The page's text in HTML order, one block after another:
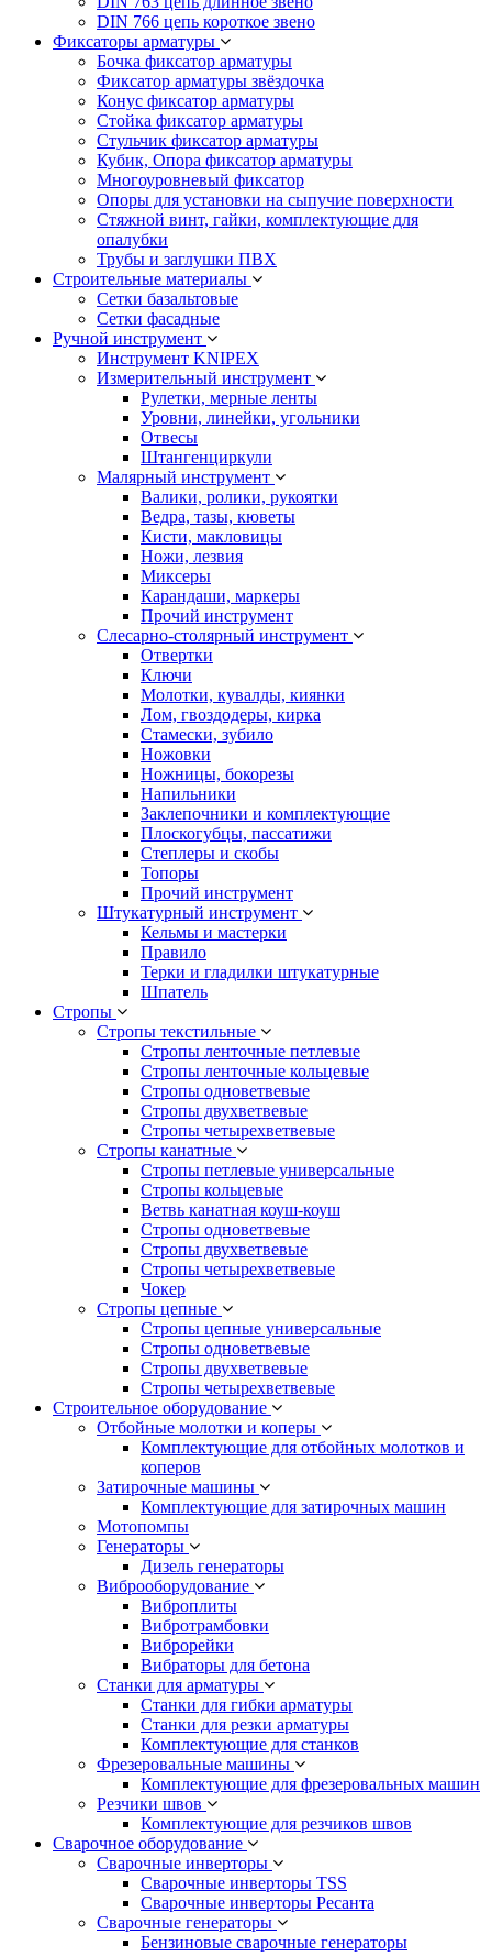
DIN 766 цепь короткое звено
Фиксаторы арматуры
Бочка фиксатор арматуры
Фиксатор арматуры звёздочка
Конус фиксатор арматуры
Стойка фиксатор арматуры
Стульчик фиксатор арматуры
Кубик, Опора фиксатор арматуры
Многоуровневый фиксатор
Опоры для установки на сыпучие поверхности
Стяжной винт, гайки, комплектующие для
опалубки
Трубы и заглушки ПВХ
Строительные материалы
Сетки базальтовые
Сетки фасадные
Ручной инструмент
Инструмент KNIPEX
Измерительный инструмент
Рулетки, мерные ленты
Уровни, линейки, угольники
Отвесы
Штангенциркули
Малярный инструмент
Валики, ролики, рукоятки
Ведра, тазы, кюветы
Кисти, макловицы
Ножи, лезвия
Миксеры
Карандаши, маркеры
Прочий инструмент
Слесарно-столярный инструмент
Отвертки
Ключи
Молотки, кувалды, киянки
Лом, гвоздодеры, кирка
Стамески, зубило
Ножовки
Ножницы, бокорезы
Напильники
Заклепочники и комплектующие
Плоскогубцы, пассатижи
Степлеры и скобы
Топоры
Прочий инструмент
Штукатурный инструмент
Кельмы и мастерки
Правило
Терки и гладилки штукатурные
Шпатель
Стропы
Стропы текстильные
Стропы ленточные петлевые
Стропы ленточные кольцевые
Стропы одноветвевые
Стропы двухветвевые
Стропы четырехветвевые
Стропы канатные
Стропы петлевые универсальные
Стропы кольцевые
Ветвь канатная коуш-коуш
Стропы одноветвевые
Стропы двухветвевые
Стропы четырехветвевые
Чокер
Стропы цепные
Стропы цепные универсальные
Стропы одноветвевые
Стропы двухветвевые
Стропы четырехветвевые
Строительное оборудование
Отбойные молотки и коперы
Комплектующие для отбойных молотков и
коперов
Затирочные машины
Комплектующие для затирочных машин
Мотопомпы
Генераторы
Дизель генераторы
Виброоборудование
Виброплиты
Вибротрамбовки
Виброрейки
Вибраторы для бетона
Станки для арматуры
Станки для гибки арматуры
Станки для резки арматуры
Комплектующие для станков
Фрезеровальные машины
Комплектующие для фрезеровальных машин
Резчики швов
Комплектующие для резчиков швов
Сварочное оборудование
Сварочные инверторы
Сварочные инверторы TSS
Сварочные инверторы Ресанта
Сварочные генераторы
Бензиновые сварочные генераторы